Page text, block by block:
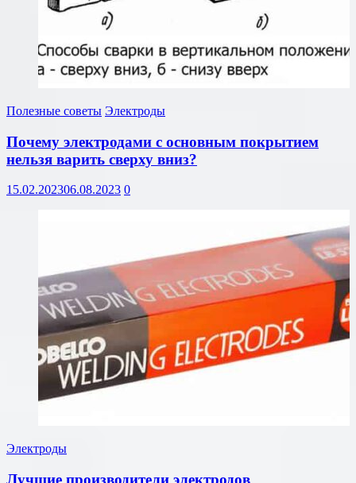
Полезные советы Электроды
Почему электродами с основным покрытием
нельзя варить сверху вниз?
15.02.202306.08.2023 0
Электроды
Лучшие производители электродов